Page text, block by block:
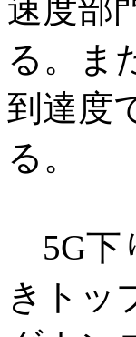
速度部
る。ま
到達度
る。
5G下
きトッ